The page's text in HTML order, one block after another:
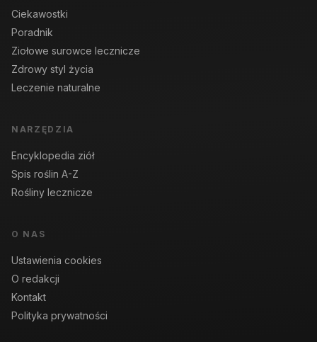
Ciekawostki
Poradnik
Ziołowe surowce lecznicze
Zdrowy styl życia
Leczenie naturalne
NARZĘDZIA
Encyklopedia ziół
Spis roślin A-Z
Rośliny lecznicze
O NAS
Ustawienia cookies
O redakcji
Kontakt
Polityka prywatności